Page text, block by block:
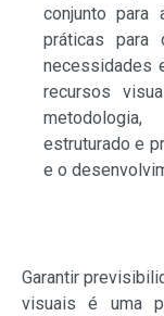
conjunto para
práticas para
necessidades
recursos
estruturado e
e o
Garantir
visuais é uma